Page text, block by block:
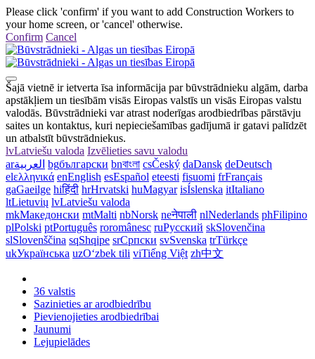
Please click 'confirm' if you want to add Construction Workers to
your home screen, or 'cancel' otherwise.
Confirm Cancel
Šajā vietnē ir ietverta īsa informācija par būvstrādnieku algām, darba
apstākļiem un tiesībām visās Eiropas valstīs un visās Eiropas valstu
valodās. Būvstrādnieki var atrast noderīgas arodbiedrības pārstāvju
saites un kontaktus, kuri nepieciešamības gadījumā ir gatavi palīdzēt
un atbalstīt būvstrādniekus.
lvLatviešu valoda Izvēlieties savu valodu
arالعربية bgбългарски bnবাংলা csČeský daDansk deDeutsch
elελληνικά enEnglish esEspañol eteesti fisuomi frFrançais
gaGaeilge hiहिंदी hrHrvatski huMagyar isÍslenska itItaliano
ltLietuvių lvLatviešu valoda
mkМакедонски mtMalti nbNorsk neनेपाली nlNederlands phFilipino
plPolski ptPortuguês roromânesc ruРусский skSlovenčina
slSlovenščina sqShqipe srСрпски svSvenska trTürkçe
ukУкраїнська uzOʻzbek tili viTiếng Việt zh中文
36 valstis
Sazinieties ar arodbiedrību
Pievienojieties arodbiedrībai
Jaunumi
Lejupielādes